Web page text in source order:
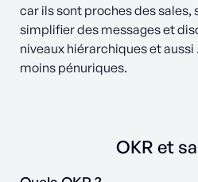
car ils sont proches des
simplifier des messages et
niveaux hiérarchiques et
moins pénuriques.
OKR et